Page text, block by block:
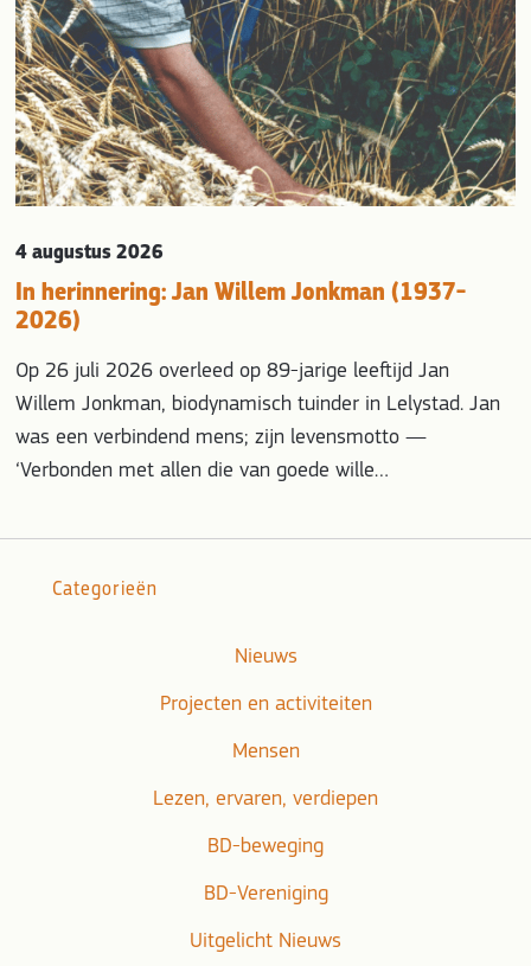
In herinnering: Jan Willem Jonkman (1937-
2026)
4 augustus 2026
Op 26 juli 2026 overleed op 89-jarige leeftijd Jan
Willem Jonkman, biodynamisch tuinder in Lelystad. Jan
was een verbindend mens; zijn levensmotto —
‘Verbonden met allen die van goede wille…
Categorieën
Nieuws
Projecten en activiteiten
Mensen
Lezen, ervaren, verdiepen
BD-beweging
BD-Vereniging
Uitgelicht Nieuws